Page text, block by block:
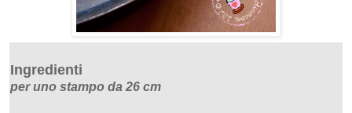
Ingredienti
per uno stampo da 26 cm